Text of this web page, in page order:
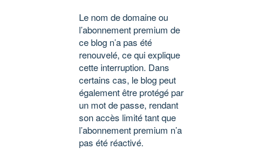
Le nom de domaine ou
l’abonnement premium de
ce blog n’a pas été
renouvelé, ce qui explique
cette interruption. Dans
certains cas, le blog peut
également être protégé par
un mot de passe, rendant
son accès limité tant que
l’abonnement premium n’a
pas été réactivé.